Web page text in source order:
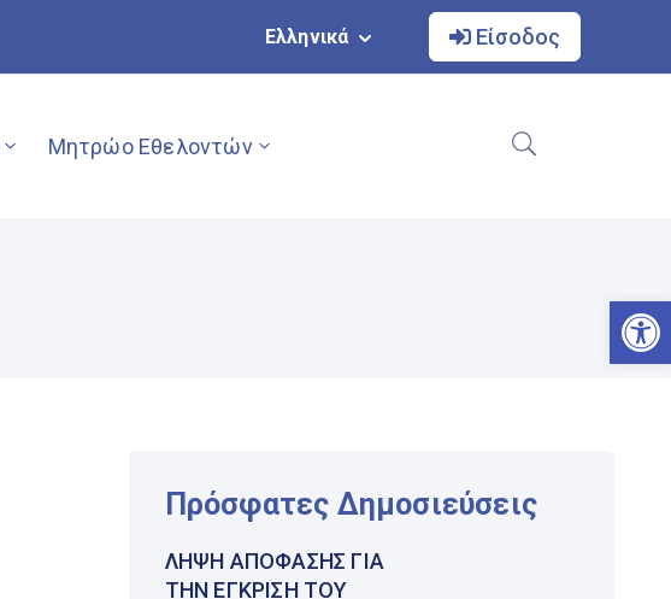
Ελληνικά Είσοδος
Μητρώο Εθελοντών
Πρόσφατες Δημοσιεύσεις
ΛΉΨΗ ΑΠΌΦΑΣΗΣ ΓΙΑ
ΤΗΝ ΈΓΚΡΙΣΗ ΤΟΥ